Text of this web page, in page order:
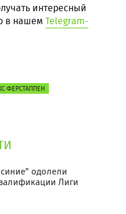
интересный
в нашем Telegram-
ФЕРСТАППЕН
одолели
Лиги